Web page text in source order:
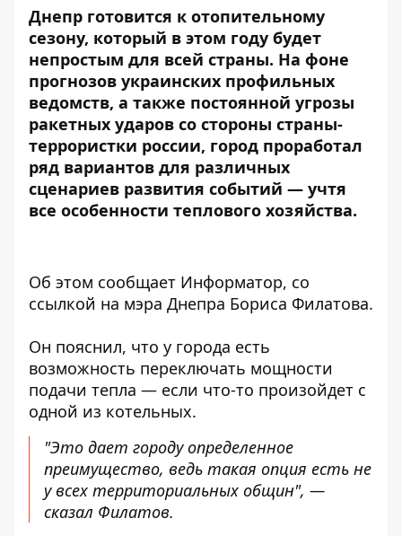
Днепр готовится к отопительному
сезону, который в этом году будет
непростым для всей страны. На фоне
прогнозов украинских профильных
ведомств, а также постоянной угрозы
ракетных ударов со стороны страны-
террористки россии, город проработал
ряд вариантов для различных
сценариев развития событий — учтя
все особенности теплового хозяйства.
Об этом сообщает Информатор, со
ссылкой на мэра Днепра Бориса Филатова.
Он пояснил, что у города есть
возможность переключать мощности
подачи тепла — если что-то произойдет с
одной из котельных.
"Это дает городу определенное
преимущество, ведь такая опция есть не
у всех территориальных общин", —
сказал Филатов.